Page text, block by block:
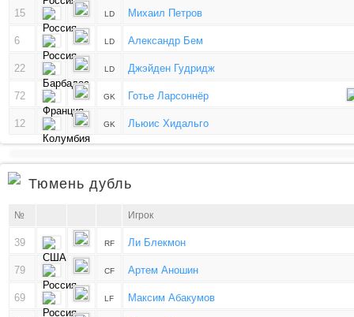
15 LD Михаил Петров
6 LD Александр Бем
22 LD Джэйден Гудридж
72 GK Готье Ларсоннёр
12 GK Льюис Хидальго
Тюмень дубль
№ Игрок
39 RF Ли Блекмон
79 CF Артем Аношин
69 LF Максим Абакумов